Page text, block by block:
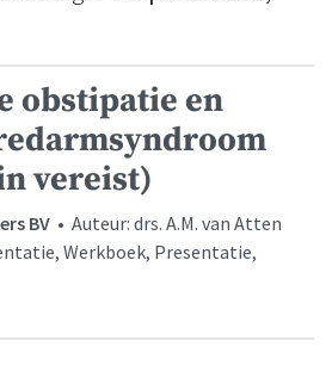
obstipatie en
vereist)
BV • Auteur: drs. A.M. van Atten
Werkboek, Presentatie,